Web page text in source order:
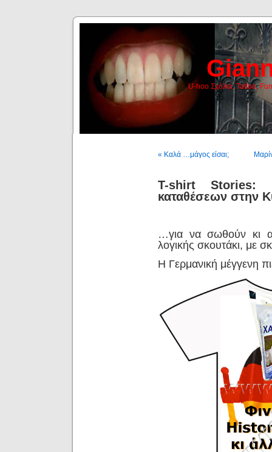
U-hoo Σχόλια, Tattoo,
« Καλά …μάγος είσαι;
T-shirt Stories:
καταθέσεων στην
…για να σωθούν κι
λογικής σκουτάκι, με
Η Γερμανική μέγγενη